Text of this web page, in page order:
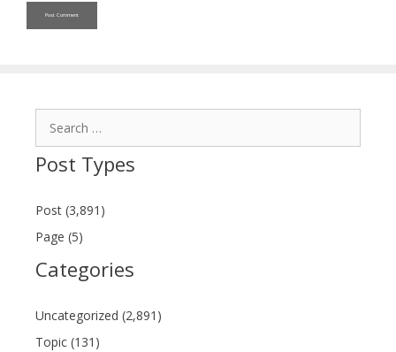
Post Types
Post (3,891)
Page (5)
Categories
Uncategorized (2,891)
Topic (131)